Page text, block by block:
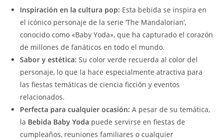
Inspiración en la cultura pop: Esta bebida se inspira en
el icónico personaje de la serie ‘The Mandalorian’,
conocido como «Baby Yoda», que ha capturado el corazón
de millones de fanáticos en todo el mundo.
Sabor y estética: Su color verde recuerda al color del
personaje, lo que la hace especialmente atractiva para
las fiestas temáticas de ciencia ficción y eventos
relacionados.
Perfecta para cualquier ocasión: A pesar de su temática,
la Bebida Baby Yoda puede servirse en fiestas de
cumpleaños, reuniones familiares o cualquier